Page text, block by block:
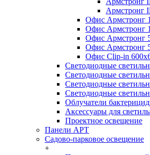
Армстронг
Офис Армстронг
Офис Армстронг
Офис Армстронг
Офис Армстронг
Офис Clip-in
Светодиодные
Светодиодные
Светодиодные
Светодиодные
Облучатели
Аксессуары для
Проектное освещение
Панели АРТ
Садово-парковое освещение
+